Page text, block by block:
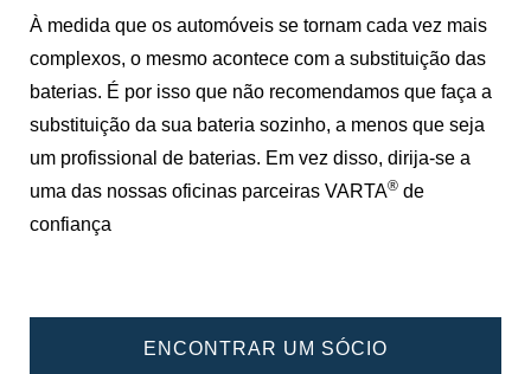
À medida que os automóveis se tornam cada vez mais
complexos, o mesmo acontece com a substituição das
baterias. É por isso que não recomendamos que faça a
substituição da sua bateria sozinho, a menos que seja
um profissional de baterias. Em vez disso, dirija-se a
uma das nossas oficinas parceiras VARTA® de
confiança
ENCONTRAR UM SÓCIO